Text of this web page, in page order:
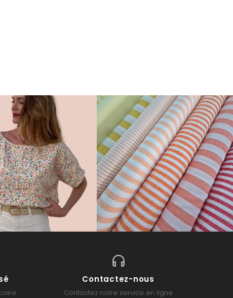
Contactez-nous
Contactez notre service en ligne